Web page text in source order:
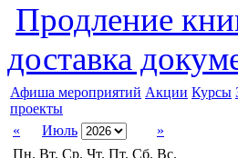
Продление
доставка
Афиша мероприятий Акции Курсы
проекты
«
Июль
»
Пн. Вт. Ср. Чт. Пт. Сб. Вс.